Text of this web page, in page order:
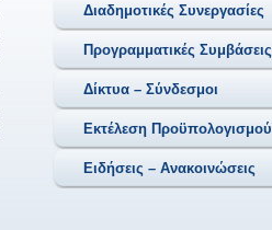
Διαδημοτικές Συνεργασίες
Προγραμματικές Συμβάσεις
Δίκτυα – Σύνδεσμοι
Εκτέλεση Προϋπολογισμού
Ειδήσεις – Ανακοινώσεις